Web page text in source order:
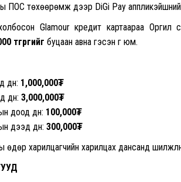
ПОС төхөөрөмж дээр DiGi Pay
Glamour кредит картаараа Оргил
төгрөгийг буцаан авна гэсэн үг юм.
дүн: 1,000,000₮
дүн: 3,000,000₮
доод дүн: 100,000₮
дээд дүн: 300,000₮
харилцагчийн харилцах дансанд